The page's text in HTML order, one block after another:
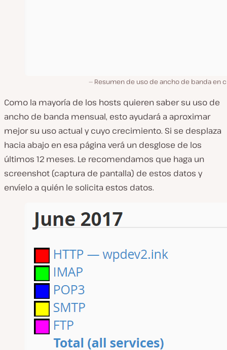
Resumen de uso de ancho de banda en
Como la mayoría de los hosts quieren saber su uso de
ancho de banda mensual, esto ayudará a aproximar
mejor su uso actual y cuyo crecimiento. Si se desplaza
hacia abajo en esa página verá un desglose de los
últimos 12 meses. Le recomendamos que haga un
screenshot (captura de pantalla) de estos datos y
envíelo a quién le solicita estos datos.